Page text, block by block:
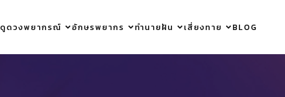
ดูดวงพยากรณ์ อักษรพยากร ทำนายฝัน เสี่ยงทาย BLOG